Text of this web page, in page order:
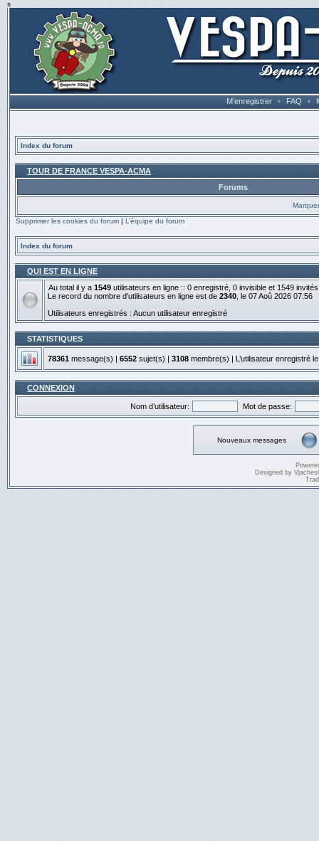
s
M’enregistrer • FAQ •
Index du forum
TOUR DE FRANCE VESPA-ACMA
Forums
Supprimer les cookies du forum | L’équipe du forum
Index du forum
QUI EST EN LIGNE
Au total il y a 1549 utilisateurs en ligne :: 0 enregistré, 0 invisible et 1549
Le record du nombre d’utilisateurs en ligne est de 2340 , le 07 Aoû 2026 07:56
Utilisateurs enregistrés : Aucun utilisateur enregistré
STATISTIQUES
78361 message(s) | 6552 sujet(s) | 3108 membre(s) | L’utilisateur enregistré
CONNEXION
Nom d’utilisateur: Mot de passe:
Nouveaux messages
Designed by